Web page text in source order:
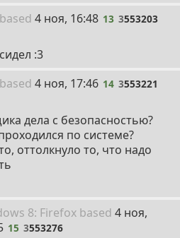
based 13
4 ноя, 16:48 13 3553203
сидел :3
based 14
4 ноя, 17:46 14 3553221
дела с безопасностью?
по системе?
оттолкнуло то, что надо
8: Firefoxbased 15
4 ноя,
15 3553276